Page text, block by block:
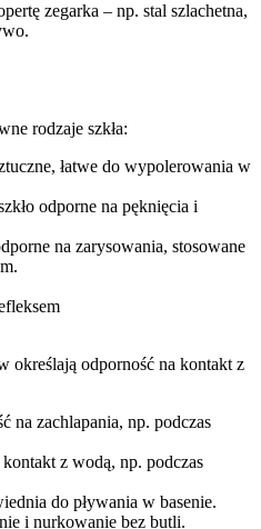
zegarka – np. stal szlachetna,
rodzaje szkła:
łatwe do wypolerowania w
odporne na pęknięcia i
na zarysowania, stosowane
określają odporność na kontakt z
na zachlapania, np. podczas
z wodą, np. podczas
do pływania w basenie.
i nurkowanie bez butli.